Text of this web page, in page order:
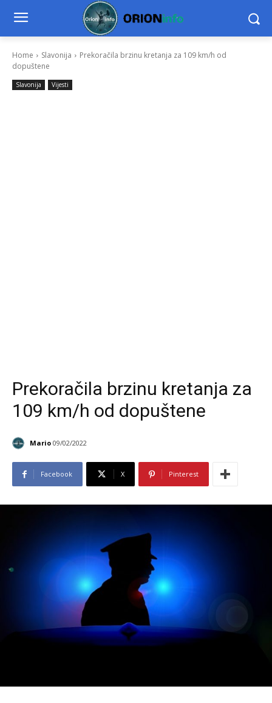
Home Slavonija
Prekoračila brzinu kretanja za 109 km/h od
dopuštene
Slavonija Vijesti
Prekoračila brzinu kretanja za
109 km/h od dopuštene
Mario 09/02/2022
Facebook X Pinterest